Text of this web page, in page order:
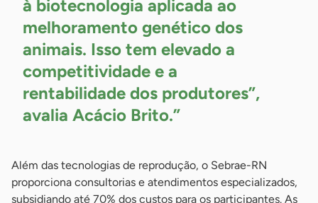
à biotecnologia aplicada ao
melhoramento genético dos
animais. Isso tem elevado a
competitividade e a
rentabilidade dos produtores”,
avalia Acácio Brito.”
Além das tecnologias de reprodução, o Sebrae-RN
proporciona consultorias e atendimentos especializados,
subsidiando até 70% dos custos para os participantes. As